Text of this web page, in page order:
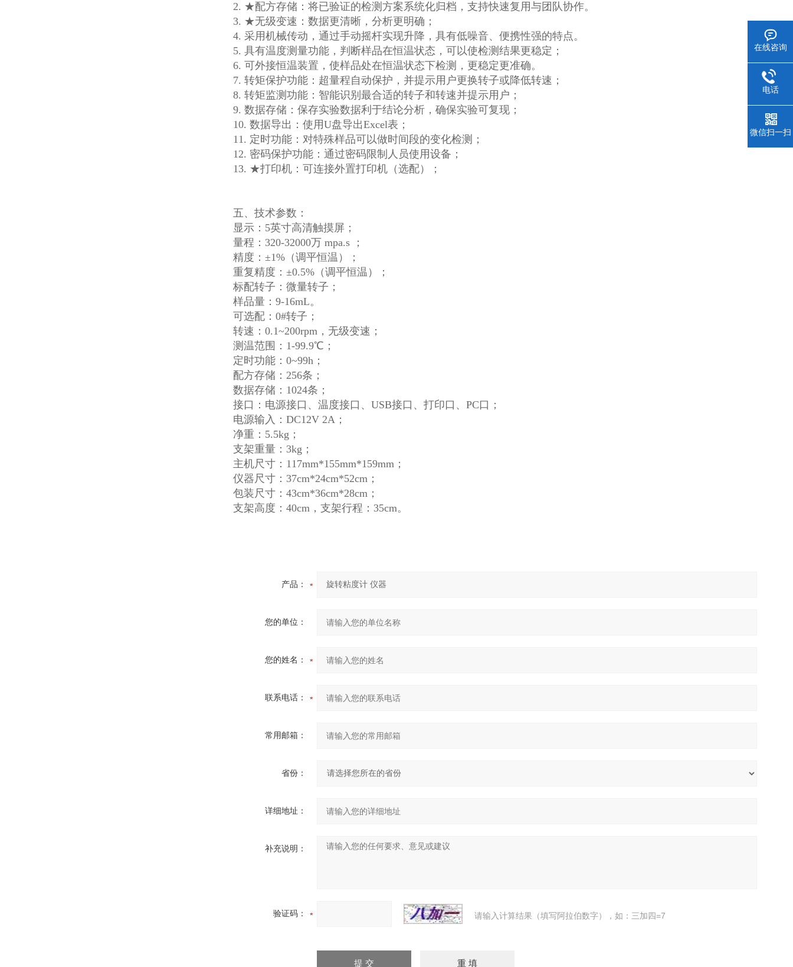
2. ★配方存储：将已验证的检测方案系统化归档，支持快速复用与团队协作。
3. ★无级变速：数据更清晰，分析更明确；
4. 采用机械传动，通过手动摇杆实现升降，具有低噪音、便携性强的特点。
5. 具有温度测量功能，判断样品在恒温状态，可以使检测结果更稳定；
6. 可外接恒温装置，使样品处在恒温状态下检测，更稳定更准确。
7. 转矩保护功能：超量程自动保护，并提示用户更换转子或降低转速；
8. 转矩监测功能：智能识别最合适的转子和转速并提示用户；
9. 数据存储：保存实验数据利于结论分析，确保实验可复现；
10. 数据导出：使用U盘导出Excel表；
11. 定时功能：对特殊样品可以做时间段的变化检测；
12. 密码保护功能：通过密码限制人员使用设备；
13. ★打印机：可连接外置打印机（选配）；
五、技术参数：
显示：5英寸高清触摸屏；
量程：320-32000万 mpa.s ；
精度：±1%（调平恒温）；
重复精度：±0.5%（调平恒温）；
标配转子：微量转子；
样品量：9-16mL。
可选配：0#转子；
转速：0.1~200rpm，无级变速；
测温范围：1-99.9℃；
定时功能：0~99h；
配方存储：256条；
数据存储：1024条；
接口：电源接口、温度接口、USB接口、打印口、PC口；
电源输入：DC12V 2A；
净重：5.5kg；
支架重量：3kg；
主机尺寸：117mm*155mm*159mm；
仪器尺寸：37cm*24cm*52cm；
包装尺寸：43cm*36cm*28cm；
支架高度：40cm，支架行程：35cm。
产品：
您的单位：
您的姓名：
联系电话：
常用邮箱：
省份：
详细地址：
补充说明：
验证码： 请输入计算结果（填写阿拉伯数字），如：三加四=7
在线咨询
电话
微信扫一扫